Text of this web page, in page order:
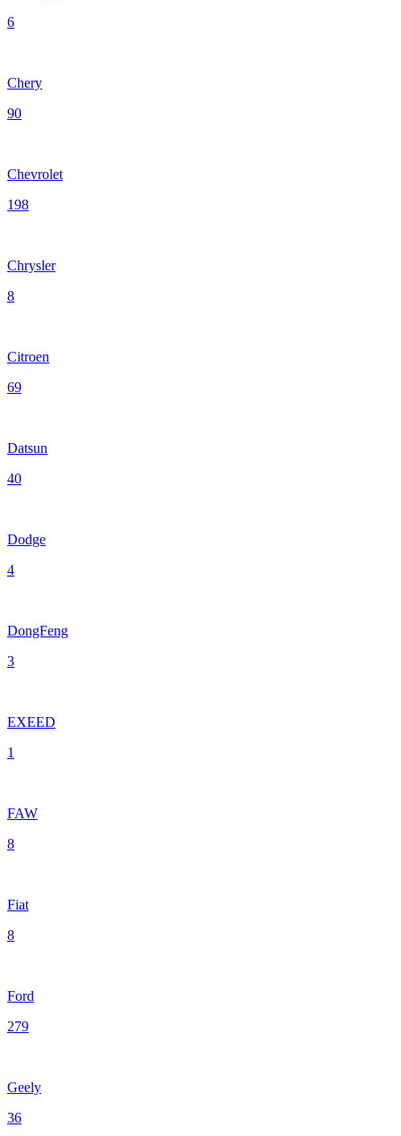
6
Chery
90
Chevrolet
198
Chrysler
8
Citroen
69
Datsun
40
Dodge
4
DongFeng
3
EXEED
1
FAW
8
Fiat
8
Ford
279
Geely
36